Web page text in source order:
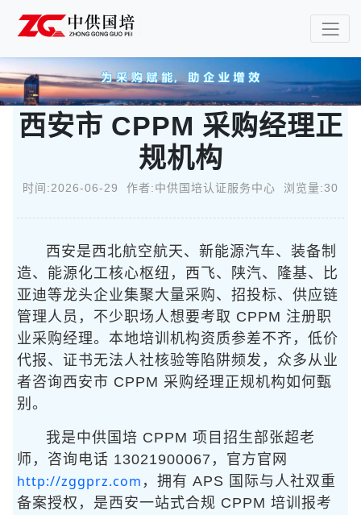
西安市 CPPM 采购经理正
规机构
时间:2026-06-29 作者:中供国培认证服务中心 浏览量:30
西安是西北航空航天、新能源汽车、装备制
造、能源化工核心枢纽，西飞、陕汽、隆基、比
亚迪等龙头企业集聚大量采购、招投标、供应链
管理人员，不少职场人想要考取 CPPM 注册职
业采购经理。本地培训机构资质参差不齐，低价
代报、证书无法人社核验等陷阱频发，众多从业
者咨询西安市 CPPM 采购经理正规机构如何甄
别。
我是中供国培 CPPM 项目招生部张超老
师，咨询电话 13021900067，官方官网
http://zggprz.com ，拥有 APS 国际与人社双重
备案授权，是西安一站式合规 CPPM 培训报考